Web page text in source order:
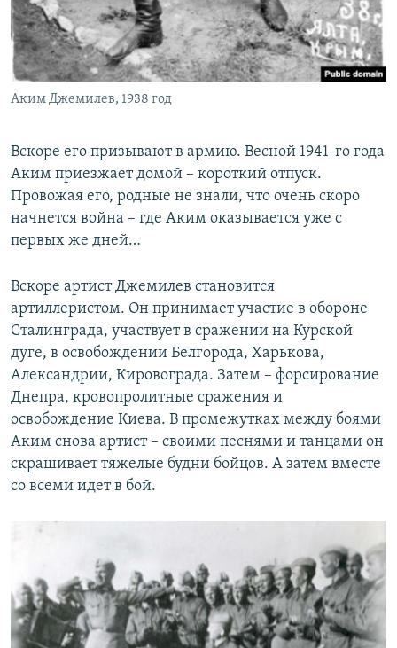
Аким Джемилев, 1938 год
Вскоре его призывают в армию. Весной 1941-го года
Аким приезжает домой – короткий отпуск.
Провожая его, родные не знали, что очень скоро
начнется война – где Аким оказывается уже с
первых же дней…
Вскоре артист Джемилев становится
артиллеристом. Он принимает участие в обороне
Сталинграда, участвует в сражении на Курской
дуге, в освобождении Белгорода, Харькова,
Александрии, Кировограда. Затем – форсирование
Днепра, кровопролитные сражения и
освобождение Киева. В промежутках между боями
Аким снова артист – своими песнями и танцами он
скрашивает тяжелые будни бойцов. А затем вместе
со всеми идет в бой.